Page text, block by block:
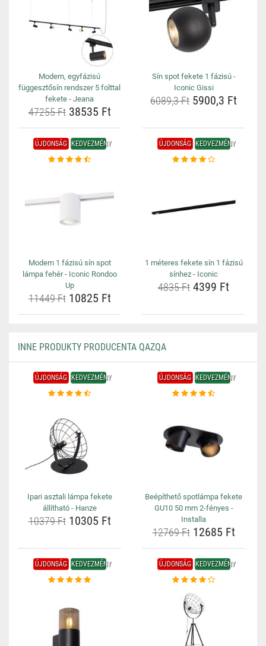
Modern, egyfázisú
függesztősín rendszer 5 folttal
fekete - Jeana
47255 Ft38535 Ft
Sín spot fekete 1 fázisú -
Iconic Gissi
6089,3 Ft 5900,3 Ft
ÚJDONSÁG KEDVEZMÉNY
Modern 1 fázisú sín spot
lámpa fehér - Iconic Rondoo
Up
11449 Ft10825 Ft
ÚJDONSÁG KEDVEZMÉNY
1 méteres fekete sín 1 fázisú
sínhez - Iconic
4835 Ft 4399 Ft
INNE PRODUKTY PRODUCENTA QAZQA
ÚJDONSÁG KEDVEZMÉNY
Ipari asztali lámpa fekete
állítható - Hanze
10379 Ft10305 Ft
ÚJDONSÁG KEDVEZMÉNY
Beépíthető spotlámpa fekete
GU10 50 mm 2-fényes -
Installa
12769 Ft12685 Ft
ÚJDONSÁG KEDVEZMÉNY ÚJDONSÁG KEDVEZMÉNY